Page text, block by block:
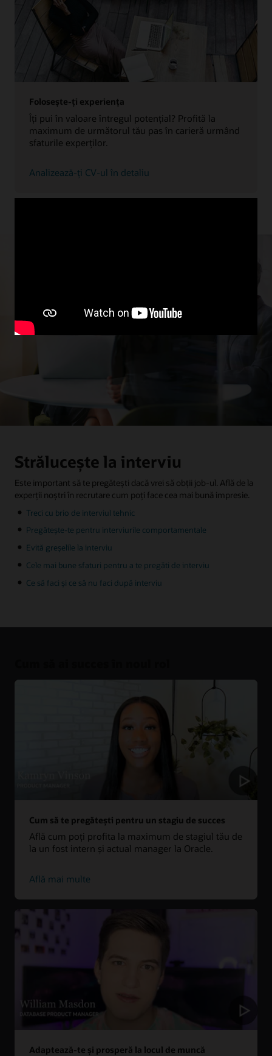
Folosește-ți experiența
Îți pui în valoare întregul potențial? Profită la
maximum de următorul tău pas în carieră urmând
sfaturile experților.
Analizează-ți CV-ul în detaliu
Strălucește la interviu
Este important să te pregătești dacă vrei să obții job-ul. Află de la
experții noștri în recrutare cum poți face cea mai bună impresie.
Treci cu brio de interviul tehnic
Pregătește-te pentru interviurile comportamentale
Evită greșelile la interviu
Cele mai bune sfaturi pentru a te pregăti de interviu
Ce să faci și ce să nu faci după interviu
Cum să te pregătești pentru un stagiu de succes
Află cum poți profita la maximum de stagiul tău de
la un fost intern și actual manager la Oracle.
Află mai multe
Adaptează-te și prosperă la locul de muncă